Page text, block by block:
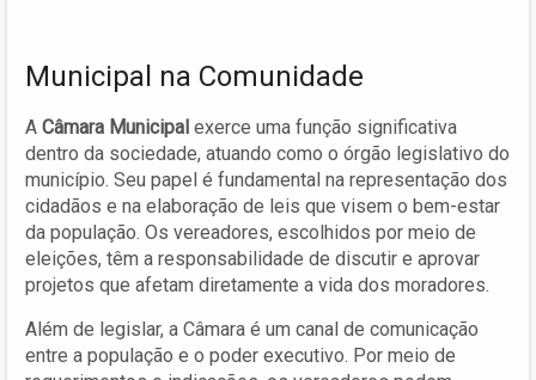
Municipal na Comunidade
A Câmara Municipal exerce uma função significativa
dentro da sociedade, atuando como o órgão legislativo do
município. Seu papel é fundamental na representação dos
cidadãos e na elaboração de leis que visem o bem-estar
da população. Os vereadores, escolhidos por meio de
eleições, têm a responsabilidade de discutir e aprovar
projetos que afetam diretamente a vida dos moradores.
Além de legislar, a Câmara é um canal de comunicação
entre a população e o poder executivo. Por meio de